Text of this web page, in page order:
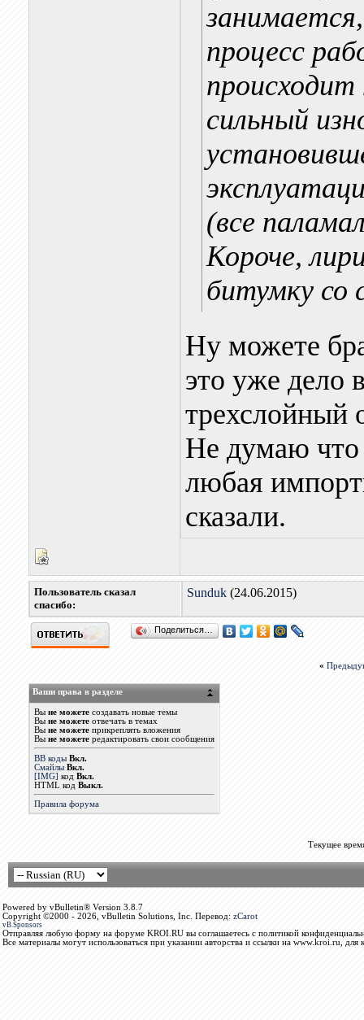
процесс
сильный
(все
Короче,
битумку со
Ну можете
это уже дело
трехслойный
Не думаю что
любая
сказали.
Пользователь сказал
cпасибо:
Sunduk(24.06.2015)
Поделиться…
«
Ваши права в разделе
Вы не можетесоздавать новые темы
Вы не можетеотвечать в темах
Вы не можетеприкреплять вложения
Вы не можетередактировать свои сообщения
BB коды Вкл.
Смайлы Вкл.
[IMG] код Вкл.
HTML код Выкл.
Правила форума
Текущее
Powered by vBulletin® Version 3.8.7
Copyright ©2000 - 2026, vBulletin Solutions, Inc. Перевод: zCarot
vB.Sponsors
Отправляя любую форму на форуме KROI.RU вы соглашаетесь с политикой
Все материалы могут использоваться при указании авторства и ссылки на www.kroi.ru, для